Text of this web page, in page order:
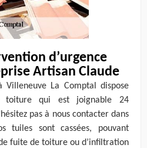
d’urgence
Artisan Claude
Villeneuve La Comptal dispose
toiture qui est joignable 24
pas à nous contacter dans
tuiles sont cassées, pouvant
fuite de toiture ou d’infiltration